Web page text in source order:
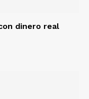
dinero real